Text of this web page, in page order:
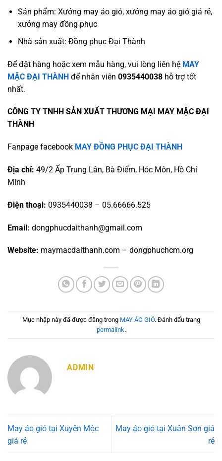
Sản phẩm: Xưởng may áo gió, xưởng may áo gió giá rẻ,
xưởng may đồng phục
Nhà sản xuất: Đồng phục Đại Thành
Để đặt hàng hoặc xem mẫu hàng, vui lòng liên hệ MAY
MẶC ĐẠI THÀNH để nhân viên 0935440038 hỗ trợ tốt
nhất.
CÔNG TY TNHH SẢN XUẤT THƯƠNG MẠI MAY MẶC ĐẠI
THÀNH
Fanpage facebook MAY ĐỒNG PHỤC ĐẠI THÀNH
Địa chỉ: 49/2 Ấp Trung Lân, Bà Điểm, Hóc Môn, Hồ Chí
Minh
Điện thoại: 0935440038 – 05.66666.525
Email: dongphucdaithanh@gmail.com
Website: maymacdaithanh.com – dongphuchcm.org
Mục nhập này đã được đăng trong MAY ÁO GIÓ. Đánh dấu trang
permalink.
ADMIN
May áo gió tại Xuyên Mộc
giá rẻ
May áo gió tại Xuân Sơn giá
rẻ